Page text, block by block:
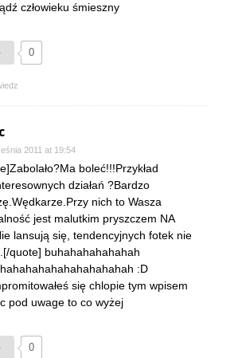
człowieku śmieszny
0
2011 at 19:54
boleć!!!Przykład
działań ?Bardzo
nich to Wasza
jest malutkim pryszczem NA
lansują się, tendencyjnych fotek nie
quote] buhahahahahahah
:D
się chlopie tym wpisem
pod uwage to co wyżej
0